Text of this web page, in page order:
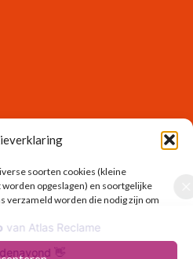
soorten cookies (kleine
opgeslagen) en soortgelijke
verzameld worden die nodig zijn om